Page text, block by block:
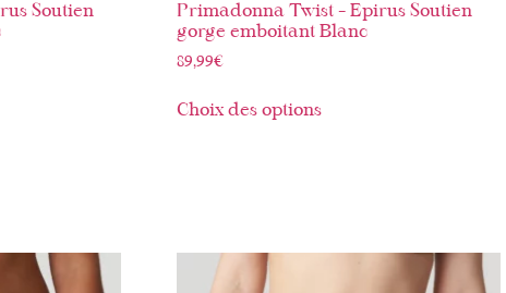
Soutien
Primadonna Twist – Epirus Soutien
gorge emboitant Blanc
89,99€
Choix des options